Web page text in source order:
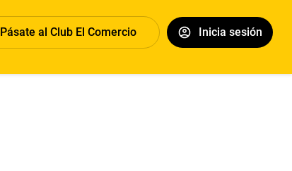
Pásate al Club El Comercio Inicia sesión